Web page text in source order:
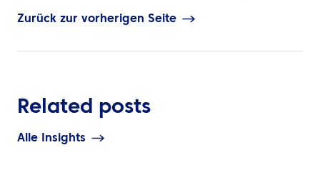
Zurück zur vorherigen Seite
Related posts
Alle Insights